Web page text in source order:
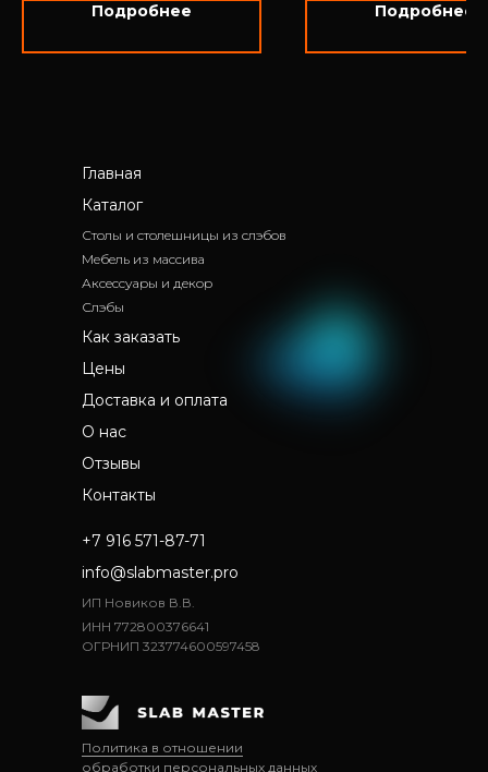
Подробнее Подробнее
Главная
О нас
Отзывы
Каталог
Как заказать
Столы и столешницы из слэбов
Мебель из массива
Слэбы
Аксессуары и декор
Политика в отношении
обработки персональных данных
+7 916 571-87-71
info@slabmaster.pro
Контакты
Доставка и оплата
Цены
ИНН 772800376641
ОГРНИП 323774600597458
ИП Новиков В.В.